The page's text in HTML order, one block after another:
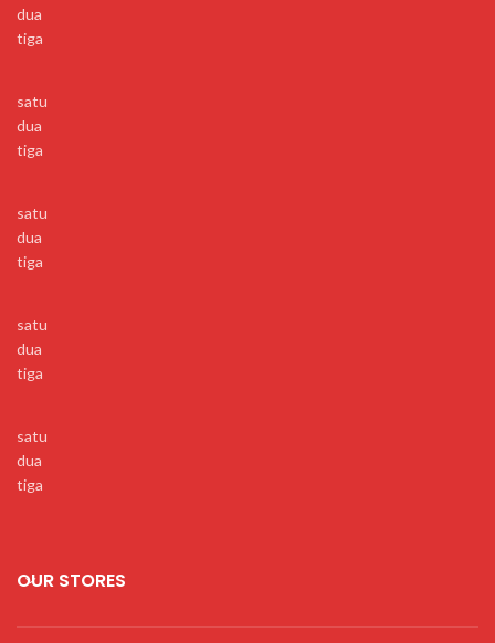
dua
tiga
satu
dua
tiga
satu
dua
tiga
satu
dua
tiga
satu
dua
tiga
OUR STORES